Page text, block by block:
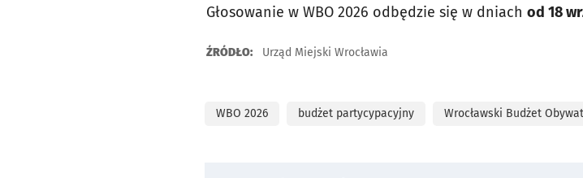
Głosowanie w WBO 2026 odbędzie się w dniach od 18
ŹRÓDŁO: Urząd Miejski Wrocławia
WBO 2026 budżet partycypacyjny Wrocławski Budżet